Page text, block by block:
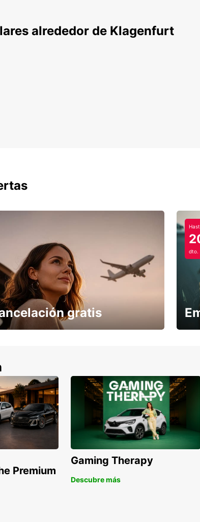
SUV y
Alquila
híbridos.
eléctrica
carga
logras un
máxima
distancia.
alrededor de Klagenfurt
gratis
dto.
Premium
Gaming Therapy
Descubre más